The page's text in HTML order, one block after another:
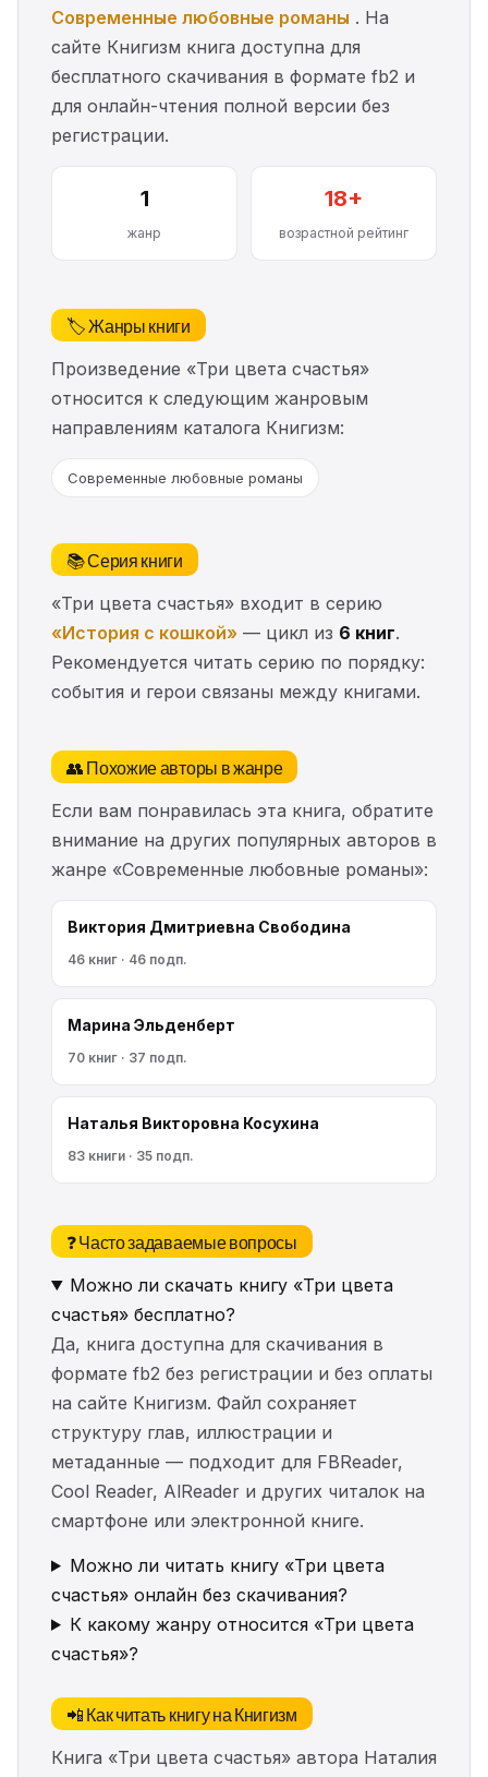
Современные любовные романы . На
сайте Книгизм книга доступна для
бесплатного скачивания в формате fb2 и
для онлайн-чтения полной версии без
регистрации.
1
жанр
18+
возрастной рейтинг
🏷️ Жанры книги
Произведение «Три цвета счастья»
относится к следующим жанровым
направлениям каталога Книгизм:
Современные любовные романы
📚 Серия книги
«Три цвета счастья» входит в серию
«История с кошкой» — цикл из 6 книг.
Рекомендуется читать серию по порядку:
события и герои связаны между книгами.
👥 Похожие авторы в жанре
Если вам понравилась эта книга, обратите
внимание на других популярных авторов в
жанре «Современные любовные романы»:
Виктория Дмитриевна Свободина
46 книг · 46 подп.
Марина Эльденберт
70 книг · 37 подп.
Наталья Викторовна Косухина
83 книги · 35 подп.
❓ Часто задаваемые вопросы
Можно ли скачать книгу «Три цвета
счастья» бесплатно?
Да, книга доступна для скачивания в
формате fb2 без регистрации и без оплаты
на сайте Книгизм. Файл сохраняет
структуру глав, иллюстрации и
метаданные — подходит для FBReader,
Cool Reader, AlReader и других читалок на
смартфоне или электронной книге.
Можно ли читать книгу «Три цвета
счастья» онлайн без скачивания?
К какому жанру относится «Три цвета
счастья»?
📲 Как читать книгу на Книгизм
Книга «Три цвета счастья» автора Наталия